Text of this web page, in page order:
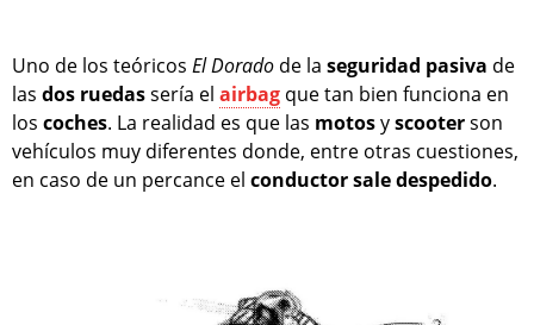
Uno de los teóricos El Dorado de la seguridad pasiva de
las dos ruedassería el airbag que tan bien funciona en
los coches. La realidad es que las motosyscooterson
vehículos muy diferentes donde, entre otras cuestiones,
en caso de un percance el conductor sale despedido.